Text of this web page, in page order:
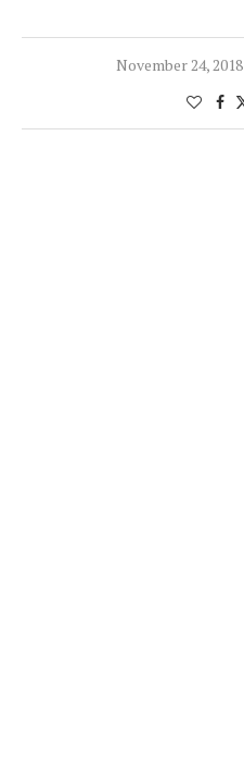
November 24, 2018